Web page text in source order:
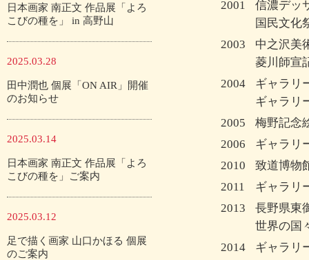
日本画家 南正文 作品展「よろ
こびの種を」 in 高野山
2025.03.28
田中潤也 個展「ON AIR」開催
のお知らせ
2025.03.14
日本画家 南正文 作品展「よろ
こびの種を」ご案内
2025.03.12
足で描く画家 山口かほる 個展
のご案内
2001
信濃デッ
国民文化
2003
中之沢美
菱川師宣
2004
ギャラリ
ギャラリ
2005
梅野記念
2006
ギャラリ
2010
致道博物
2011
ギャラリ
2013
長野県東
世界の国
2014
ギャラリ